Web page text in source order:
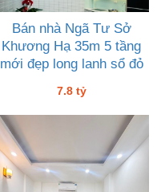
Bán nhà Ngã Tư Sở
Khương Hạ 35m 5 tầng
mới đẹp long lanh sổ đỏ
7.8 tỷ